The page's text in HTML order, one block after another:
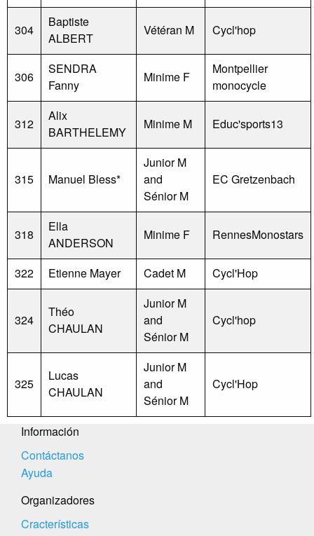
304
Baptiste
ALBERT
Vétéran M Cycl'hop
306
SENDRA
Fanny
Minime F
Montpellier
monocycle
312
Alix
BARTHELEMY
Minime M Educ'sports13
315 Manuel Bless*
Junior M
and
Sénior M
EC Gretzenbach
318
Ella
ANDERSON
Minime F RennesMonostars
322 Etienne Mayer Cadet M Cycl'Hop
324
Théo
CHAULAN
Junior M
and
Sénior M
Cycl'hop
325
Lucas
CHAULAN
Junior M
and
Sénior M
Cycl'Hop
Información
Contáctanos
Ayuda
Organizadores
Cracterísticas